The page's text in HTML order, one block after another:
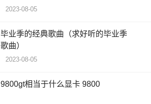
2023-08-05
毕业季的经典歌曲（求好听的毕业季
歌曲）
2023-08-05
9800gt相当于什么显卡 9800